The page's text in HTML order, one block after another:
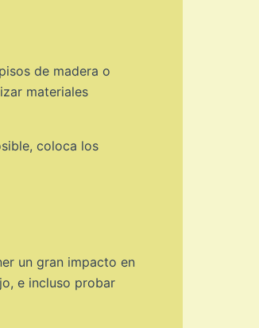
de madera o
materiales
coloca los
un gran impacto en
e incluso probar